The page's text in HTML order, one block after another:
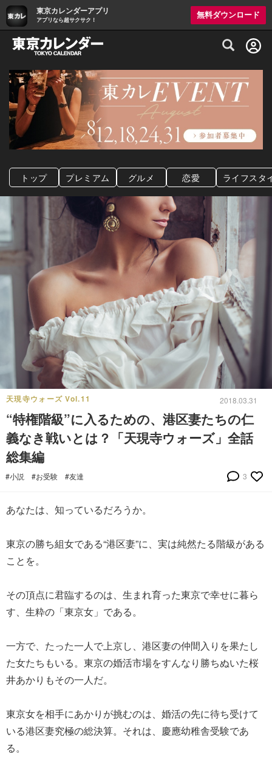
東京カレンダーアプリ
アプリなら超サクサク！
無料ダウンロード
グルメ情報・プレミアムレストラン予約
トップ プレミアム グルメ 恋愛 ライフスタ
天現寺ウォーズ Vol.11 2018.03.31
“特権階級”に入るための、港区妻たちの仁
義なき戦いとは？「天現寺ウォーズ」全話
総集編
#小説 #お受験 #友達 3
あなたは、知っているだろうか。
東京の勝ち組女である“港区妻”に、実は純然たる階級がある
ことを。
その頂点に君臨するのは、生まれ育った東京で幸せに暮ら
す、生粋の「東京女」である。
一方で、たった一人で上京し、港区妻の仲間入りを果たし
た女たちもいる。東京の婚活市場をすんなり勝ちぬいた桜
井あかりもその一人だ。
東京女を相手にあかりが挑むのは、婚活の先に待ち受けて
いる港区妻究極の総決算。それは、慶應幼稚舎受験であ
る。